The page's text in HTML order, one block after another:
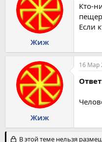
м
ч
а
а
Жиж
Кто-
Если
Жиж
16 Мар
В этой теме нельзя